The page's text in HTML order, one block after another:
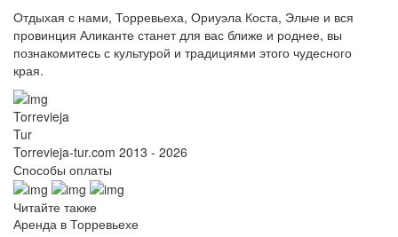
Отдыхая с нами, Торревьеха, Ориуэла Коста, Эльче и вся
провинция Аликанте станет для вас ближе и роднее, вы
познакомитесь с культурой и традициями этого чудесного
края.
Torrevieja
Tur
Torrevieja-tur.com 2013 - 2026
Способы оплаты
Читайте также
Аренда в Торревьехе